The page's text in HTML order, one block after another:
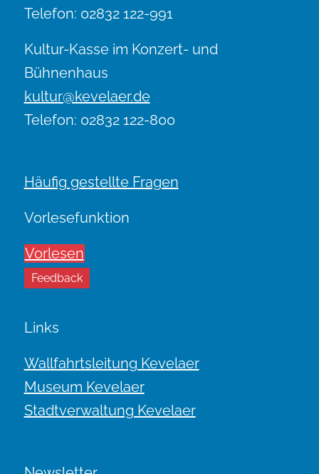
Telefon: 02832 122-991
Kultur-Kasse im Konzert- und
Bühnenhaus
kultur@kevelaer.de
Telefon: 02832 122-800
Häufig gestellte Fragen
Vorlesefunktion
Vorlesen
Feedback
Links
Wallfahrtsleitung Kevelaer
Museum Kevelaer
Stadtverwaltung Kevelaer